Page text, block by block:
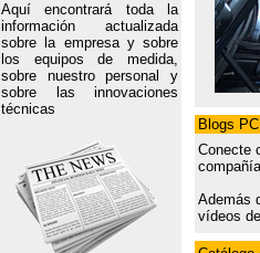
Aquí encontrará toda la
información actualizada
sobre la empresa y sobre
los equipos de medida,
sobre nuestro personal y
sobre las innovaciones
técnicas
Blogs
Conecte
Además
vídeos